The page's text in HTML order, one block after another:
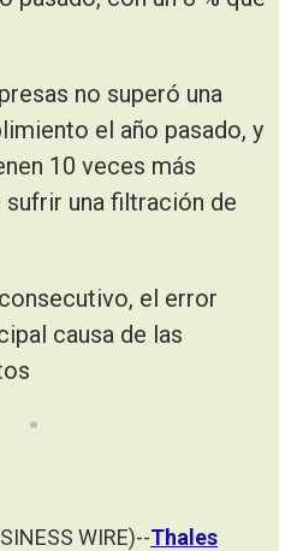
no superó una
el año pasado, y
10 veces más
una filtración de
el error
causa de las
WIRE)--Thales